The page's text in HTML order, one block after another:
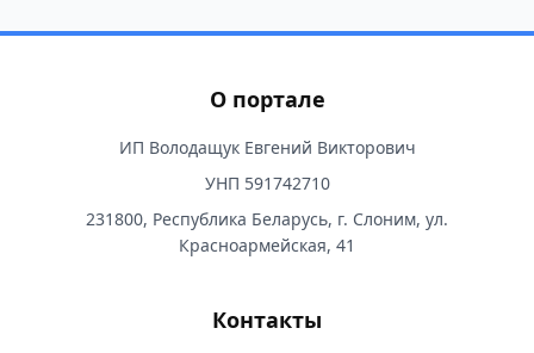
О портале
ИП Володащук Евгений Викторович
УНП 591742710
231800, Республика Беларусь, г. Слоним, ул.
Красноармейская, 41
Контакты